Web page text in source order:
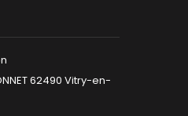
62490 Vitry-en-